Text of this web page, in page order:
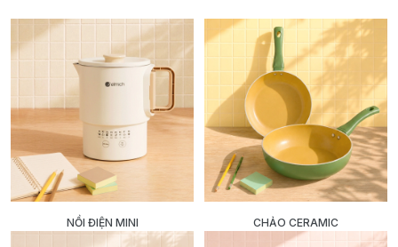
NỒI ĐIỆN MINI CHẢO CERAMIC